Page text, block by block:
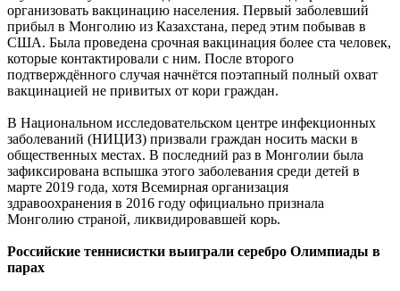
организовать вакцинацию населения. Первый заболевший
прибыл в Монголию из Казахстана, перед этим побывав в
США. Была проведена срочная вакцинация более ста человек,
которые контактировали с ним. После второго
подтверждённого случая начнётся поэтапный полный охват
вакцинацией не привитых от кори граждан.
В Национальном исследовательском центре инфекционных
заболеваний (НИЦИЗ) призвали граждан носить маски в
общественных местах. В последний раз в Монголии была
зафиксирована вспышка этого заболевания среди детей в
марте 2019 года, хотя Всемирная организация
здравоохранения в 2016 году официально признала
Монголию страной, ликвидировавшей корь.
Российские теннисистки выиграли серебро Олимпиады в
парах